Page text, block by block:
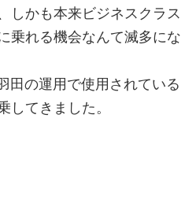
しかも本来ビジネスクラス
乗れる機会なんて滅多にな
田の運用で使用されている
してきました。